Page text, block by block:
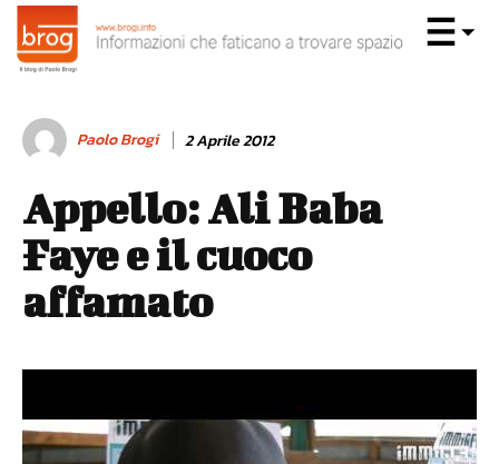
Paolo Brogi 2 Aprile 2012
Appello: Ali Baba
Faye e il cuoco
affamato